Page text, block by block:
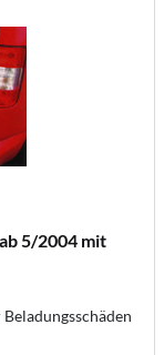
5/2004 mit